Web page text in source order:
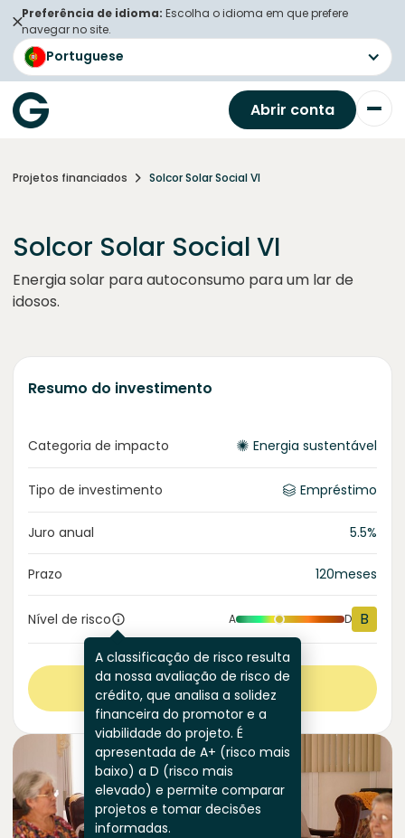
Preferência de idioma: Escolha o idioma em que prefere
navegar no site.
Portuguese
Abrir conta
Projetos financiados Solcor Solar Social VI
Solcor Solar Social VI
Energia solar para autoconsumo para um lar de
idosos.
Resumo do investimento
Categoria de impacto Energia sustentável
Tipo de investimento Empréstimo
Juro anual 5.5%
Prazo 120meses
Nível de risco
A classificação de risco resulta
da nossa avaliação de risco de
crédito, que analisa a solidez
financeira do promotor e a
viabilidade do projeto. É
apresentada de A+ (risco mais
baixo) a D (risco mais
elevado) e permite comparar
projetos e tomar decisões
informadas.
A D B
Ver mais